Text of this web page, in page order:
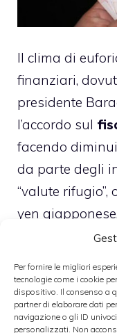
Per fornire le migliori
tecnologie come i cookie
dispositivo. Il consenso a
partner di elaborare dati
navigazione o gli ID
personalizzati. Non
Il clima di
finanziari,
presidente
l’accordo sul
facendo
da parte degli
“valute
yen
sembra
Ladebolezza
borsa di Tokyo,
un guadagno